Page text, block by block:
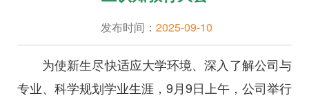
发布时间： 2025-09-10
为使新生尽快适应大学环境、深入了解公司与
专业、科学规划学业生涯，9月9日上午，公司举行